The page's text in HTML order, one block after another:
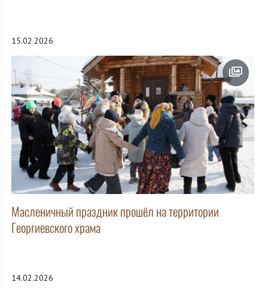
15.02.2026
Масленичный праздник прошёл на территории
Георгиевского храма
14.02.2026